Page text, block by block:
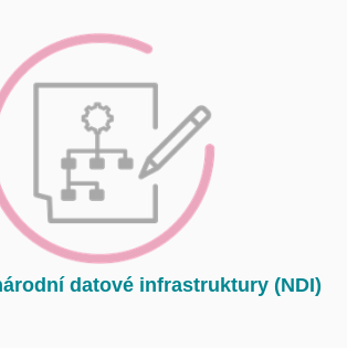
datové infrastruktury (NDI)